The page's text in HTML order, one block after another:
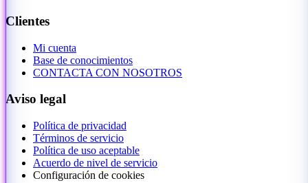
Clientes
Mi cuenta
Base de conocimientos
CONTACTA CON NOSOTROS
Aviso legal
Política de privacidad
Términos de servicio
Política de uso aceptable
Acuerdo de nivel de servicio
Configuración de cookies